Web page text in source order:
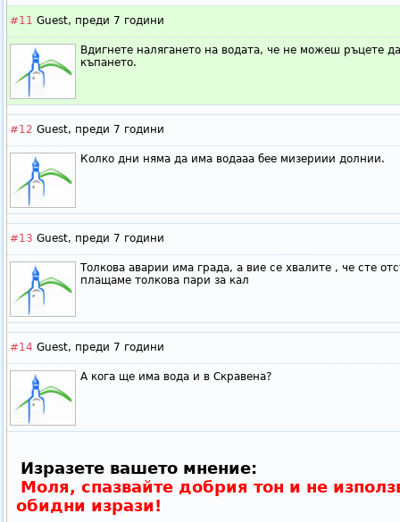
#11 Guest, преди 7 години
Вдигнете налягането на водата, че не можеш ръцете
къпането.
#12 Guest, преди 7 години
Колко дни няма да има водааа бее мизериии долнии.
#13 Guest, преди 7 години
Толкова аварии има града, а вие се хвалите , че сте
плащаме толкова пари за кал
#14 Guest, преди 7 години
А кога ще има вода и в Скравена?
Изразете вашето мнение:
Моля, спазвайте добрия тон и не
обидни изрази!